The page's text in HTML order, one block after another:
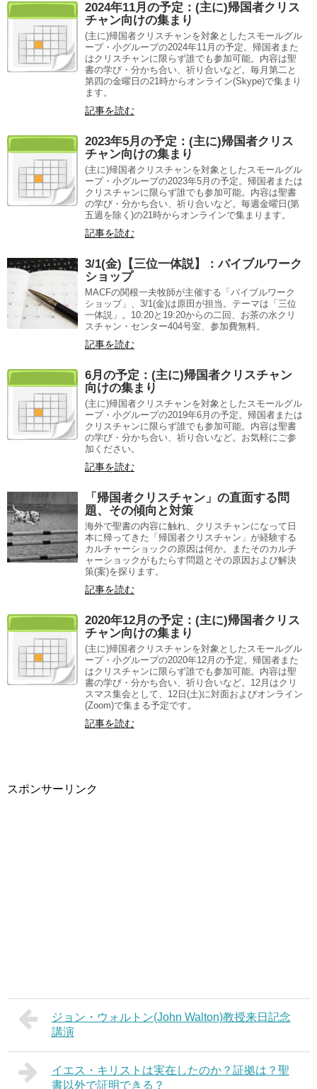
2024年11月の予定：(主に)帰国者クリス
チャン向けの集まり
(主に)帰国者クリスチャンを対象としたスモールグル
ープ・小グループの2024年11月の予定。帰国者また
はクリスチャンに限らず誰でも参加可能。内容は聖
書の学び・分かち合い、祈り合いなど。毎月第二と
第四の金曜日の21時からオンライン(Skype)で集まり
ます。
記事を読む
2023年5月の予定：(主に)帰国者クリス
チャン向けの集まり
(主に)帰国者クリスチャンを対象としたスモールグル
ープ・小グループの2023年5月の予定。帰国者または
クリスチャンに限らず誰でも参加可能。内容は聖書
の学び・分かち合い、祈り合いなど。毎週金曜日(第
五週を除く)の21時からオンラインで集まります。
記事を読む
3/1(金)【三位一体説】：バイブルワーク
ショップ
MACFの関根一夫牧師が主催する「バイブルワーク
ショップ」、3/1(金)は原田が担当。テーマは「三位
一体説」。10:20と19:20からの二回、お茶の水クリ
スチャン・センター404号室、参加費無料。
記事を読む
6月の予定：(主に)帰国者クリスチャン
向けの集まり
(主に)帰国者クリスチャンを対象としたスモールグル
ープ・小グループの2019年6月の予定。帰国者または
クリスチャンに限らず誰でも参加可能。内容は聖書
の学び・分かち合い、祈り合いなど。お気軽にご参
加ください。
記事を読む
「帰国者クリスチャン」の直面する問
題、その傾向と対策
海外で聖書の内容に触れ、クリスチャンになって日
本に帰ってきた「帰国者クリスチャン」が経験する
カルチャーショックの原因は何か。またそのカルチ
ャーショックがもたらす問題とその原因および解決
策(案)を探ります。
記事を読む
2020年12月の予定：(主に)帰国者クリス
チャン向けの集まり
(主に)帰国者クリスチャンを対象としたスモールグル
ープ・小グループの2020年12月の予定。帰国者また
はクリスチャンに限らず誰でも参加可能。内容は聖
書の学び・分かち合い、祈り合いなど。12月はクリ
スマス集会として、12日(土)に対面およびオンライン
(Zoom)で集まる予定です。
記事を読む
スポンサーリンク
ジョン・ウォルトン(John Walton)教授来日記念
講演
イエス・キリストは実在したのか？証拠は？聖
書以外で証明できる？